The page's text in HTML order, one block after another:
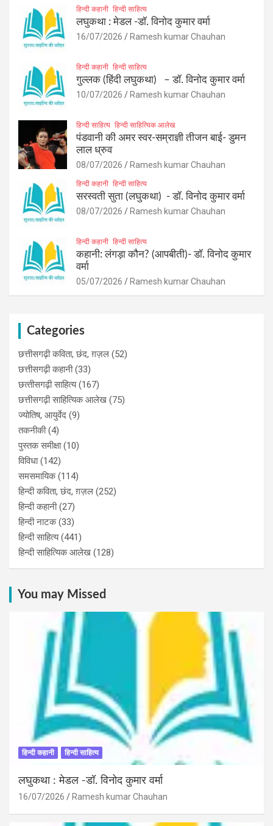
हिन्दी कहानी हिन्दी साहित्य
लघुकथा : मेडल -डॉ. विनोद कुमार वर्मा
16/07/2026 Ramesh kumar Chauhan
हिन्दी कहानी हिन्दी साहित्य
गुल्लक (हिंदी लघुकथा) – डॉ. विनोद कुमार वर्मा
10/07/2026 Ramesh kumar Chauhan
हिन्दी साहित्य हिन्दी साहित्यिक आलेख
पंडवानी की अमर स्वर-सम्राज्ञी तीजन बाई- डुमन
लाल ध्रुव
08/07/2026 Ramesh kumar Chauhan
हिन्दी कहानी हिन्दी साहित्य
सरस्वती सुता (लघुकथा) ​- डॉ. विनोद कुमार वर्मा
08/07/2026 Ramesh kumar Chauhan
हिन्दी कहानी हिन्दी साहित्य
कहानी: लंगड़ा कौन? (आपबीती)​- डॉ. विनोद कुमार
वर्मा
05/07/2026 Ramesh kumar Chauhan
Categories
छत्तीसगढ़ी कविता, छंद, ग़ज़ल (52)
छत्तीसगढ़ी कहानी(33)
छत्‍तीसगढ़ी साहित्‍य(167)
छत्तीसगढ़ी साहित्यिक आलेख (75)
ज्योतिष, आयुर्वेद (9)
तकनीकी(4)
पुस्‍तक समीक्षा(10)
विविधा(142)
समसमायिक(114)
हिन्दी कविता, छंद, ग़ज़ल (252)
हिन्दी कहानी(27)
हिन्‍दी नाटक(33)
हिन्दी साहित्य(441)
हिन्दी साहित्यिक आलेख (128)
You may Missed
हिन्दी कहानी हिन्दी साहित्य
लघुकथा : मेडल -डॉ. विनोद कुमार वर्मा
16/07/2026 Ramesh kumar Chauhan